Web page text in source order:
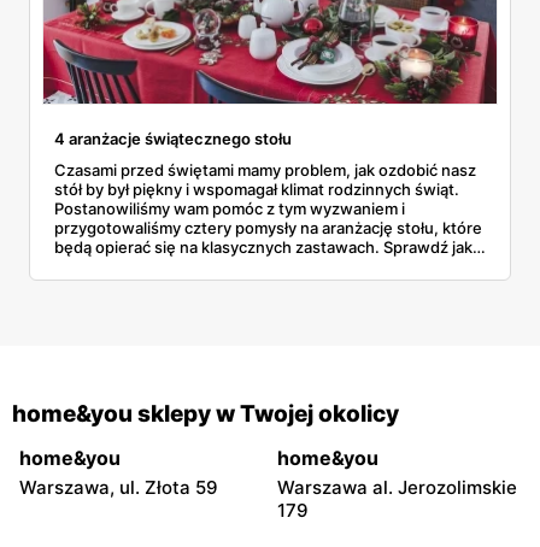
4 aranżacje świątecznego stołu
Czasami przed świętami mamy problem, jak ozdobić nasz
stół by był piękny i wspomagał klimat rodzinnych świąt.
Postanowiliśmy wam pomóc z tym wyzwaniem i
przygotowaliśmy cztery pomysły na aranżację stołu, które
będą opierać się na klasycznych zastawach. Sprawdź jak
home&you sklepy w Twojej okolicy
home&you
Warszawa, ul. Złota 59
home&you
Warszawa al. Jerozolimskie
179